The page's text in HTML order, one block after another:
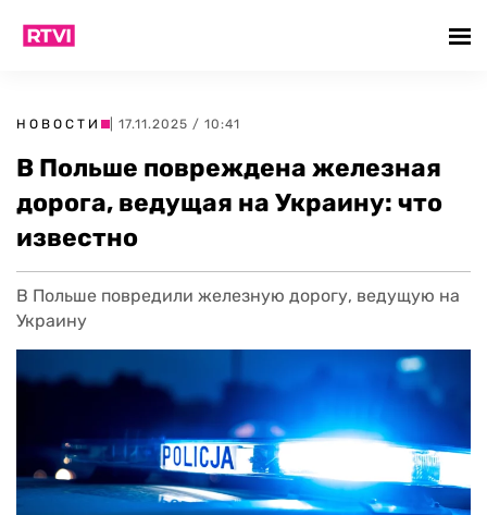
НОВОСТИ | 17.11.2025 / 10:41
В Польше повреждена железная
дорога, ведущая на Украину: что
известно
В Польше повредили железную дорогу, ведущую на
Украину